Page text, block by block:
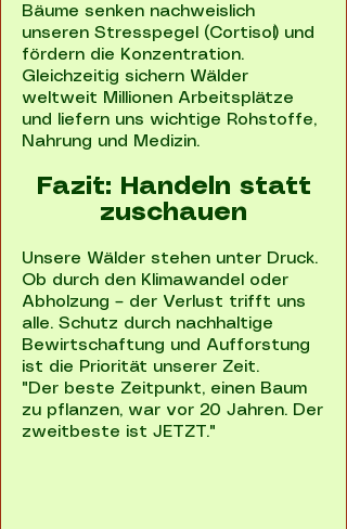
Bäume senken nachweislich
unseren Stresspegel (Cortisol) und
fördern die Konzentration.
Gleichzeitig sichern Wälder
weltweit Millionen Arbeitsplätze
und liefern uns wichtige Rohstoffe,
Nahrung und Medizin.
Fazit: Handeln statt
zuschauen
Unsere Wälder stehen unter Druck.
Ob durch den Klimawandel oder
Abholzung – der Verlust trifft uns
alle. Schutz durch nachhaltige
Bewirtschaftung und Aufforstung
ist die Priorität unserer Zeit.
"Der beste Zeitpunkt, einen Baum
zu pflanzen, war vor 20 Jahren. Der
zweitbeste ist JETZT."